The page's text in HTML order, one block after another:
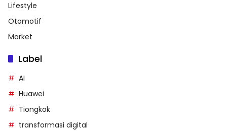
Lifestyle
Otomotif
Market
Label
AI
Huawei
Tiongkok
transformasi digital